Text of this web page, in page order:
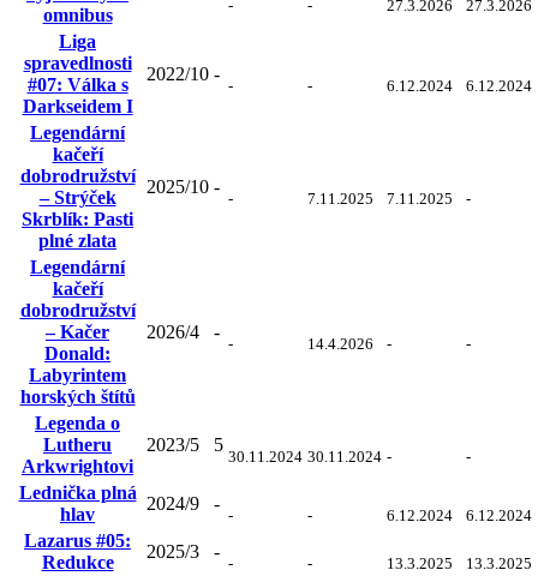
omnibus
- - 27.3.2026 27.3.2026
Liga
spravedlnosti
#07: Válka s
Darkseidem I
2022/10 -
- - 6.12.2024 6.12.2024
Legendární
kačeří
dobrodružství
– Strýček
Skrblík: Pasti
plné zlata
2025/10 -
- 7.11.2025 7.11.2025 -
Legendární
kačeří
dobrodružství
– Kačer
Donald:
Labyrintem
horských štítů
2026/4 -
- 14.4.2026 - -
Legenda o
Lutheru
Arkwrightovi
2023/5 5
30.11.2024 30.11.2024 - -
Lednička plná
hlav
2024/9 -
- - 6.12.2024 6.12.2024
Lazarus #05:
Redukce
2025/3 -
- - 13.3.2025 13.3.2025